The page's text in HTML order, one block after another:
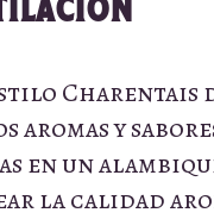
Charentais
y
en un
la calidad